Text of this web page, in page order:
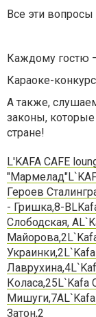
Все эти
Каждому гостю
Караоке-
А также,
законы,
стране!
L'KAFA CAFE
"Мармелад"
Героев
- Гришка,8-В
Слободская, А
Майорова,2
Украинки,2
Лаврухина,4
Коласа,25L`Kafa
Мишуги,7А
Затон,2